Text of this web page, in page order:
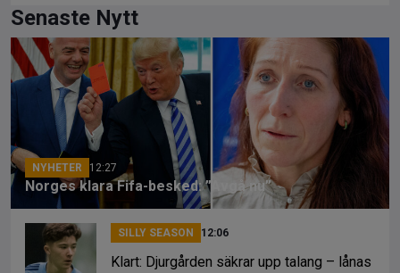
b
o
o
k
d
s
Li
n
k
Senaste Nytt
NYHETER 12:27
Norges klara Fifa-besked: ”Avgå nu”
SILLY SEASON 12:06
Klart: Djurgården säkrar upp talang – lånas